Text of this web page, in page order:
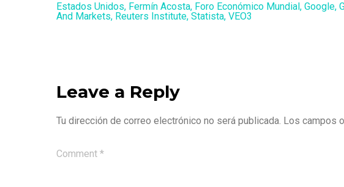
Estados Unidos, Fermín Acosta, Foro Económico Mundial, Google,
And Markets, Reuters Institute, Statista, VEO3
Leave a Reply
Tu dirección de correo electrónico no será publicada. Los campos